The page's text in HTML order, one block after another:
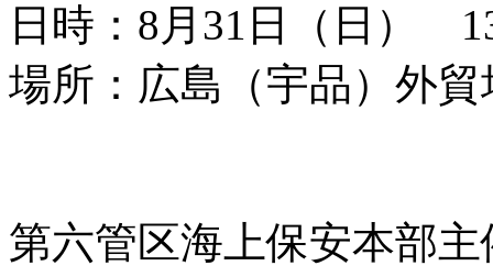
日時：8月31日（日）
場所：広島（宇品）外
第六管区海上保安本部